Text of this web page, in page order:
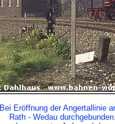
Bei Eröffnung der Angertallinie
Rath - Wedau